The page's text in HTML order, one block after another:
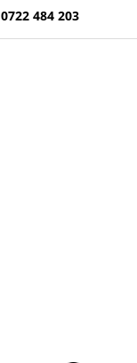
0722 484 203